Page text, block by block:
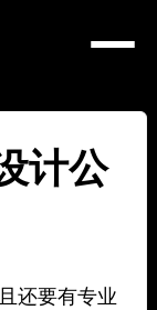
计公
还要有专业